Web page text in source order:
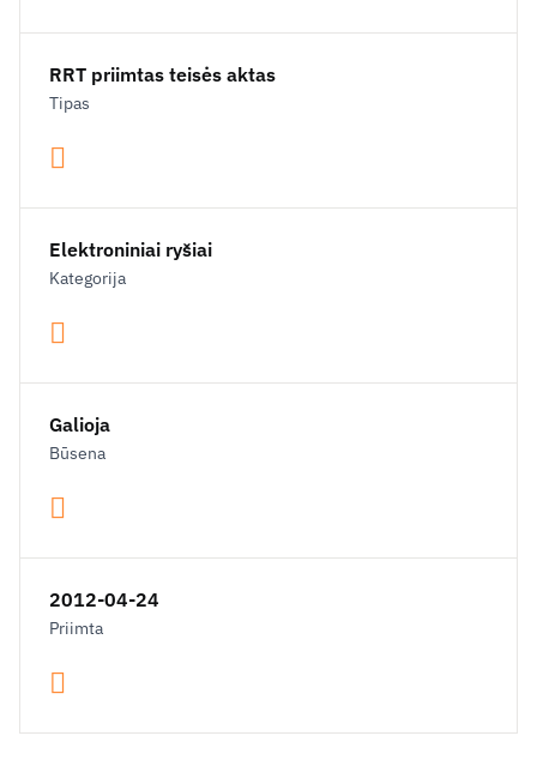
RRT priimtas teisės aktas
Tipas
Elektroniniai ryšiai
Kategorija
Galioja
Būsena
2012-04-24
Priimta